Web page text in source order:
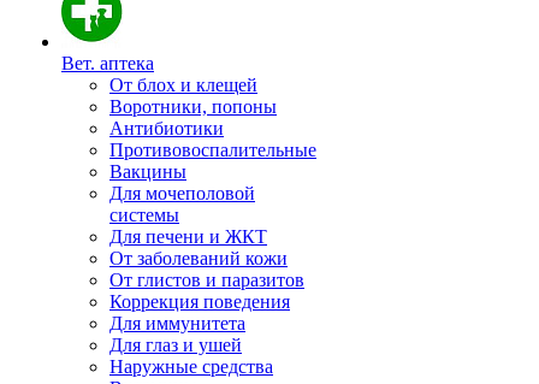
Вет. аптека
От блох и клещей
Воротники, попоны
Антибиотики
Противовоспалительные
Вакцины
Для мочеполовой
системы
Для печени и ЖКТ
От заболеваний кожи
От глистов и паразитов
Коррекция поведения
Для иммунитета
Для глаз и ушей
Наружные средства